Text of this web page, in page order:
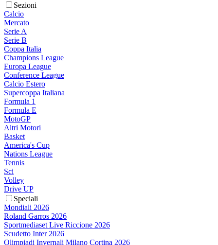
Sezioni
Calcio
Mercato
Serie A
Serie B
Coppa Italia
Champions League
Europa League
Conference League
Calcio Estero
Supercoppa Italiana
Formula 1
Formula E
MotoGP
Altri Motori
Basket
America's Cup
Nations League
Tennis
Sci
Volley
Drive UP
Speciali
Mondiali 2026
Roland Garros 2026
Sportmediaset Live Riccione 2026
Scudetto Inter 2026
Olimpiadi Invernali Milano Cortina 2026